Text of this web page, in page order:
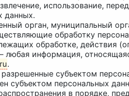
использование,
данных.
орган, муниципальный
обработку
обработке, действия
любая информация,
.
субъектом
субъектом персональных
в порядке,